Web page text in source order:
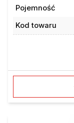
Pojemność
Kod towaru